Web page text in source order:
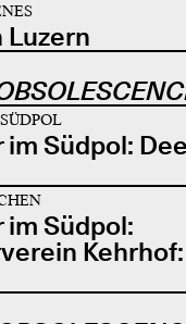
Luzern
im Südpol:
im Südpol: